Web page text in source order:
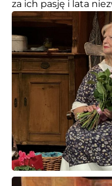
za ich pasję i lata